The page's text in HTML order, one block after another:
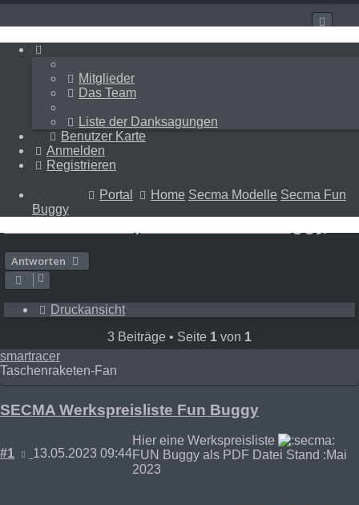
Mitglieder
Das Team
Liste der Danksagungen
Benutzer Karte
Anmelden
Registrieren
Portal Home Secma Modelle Secma Fun
Buggy
Mitglieder
Das Team
Liste der Danksagungen
Benutzer Karte
Anmelden
Registrieren
Home Secma Modelle Secma Fun Buggy
SECMA Werkspreisliste Fun Buggy
Antworten
Druckansicht
3 Beiträge • Seite 1 von 1
smartracer
Taschenraketen-Fan
SECMA Werkspreisliste Fun Buggy
#1 Beitrag
13.05.2023 09:44
Hier eine Werkspreisliste
FUN Buggy als PDF Datei Stand :Mai
2023